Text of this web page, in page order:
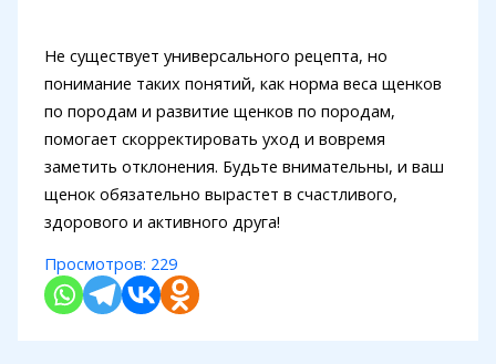
Не существует универсального рецепта, но
понимание таких понятий, как норма веса щенков
по породам и развитие щенков по породам,
помогает скорректировать уход и вовремя
заметить отклонения. Будьте внимательны, и ваш
щенок обязательно вырастет в счастливого,
здорового и активного друга!
Просмотров: 229